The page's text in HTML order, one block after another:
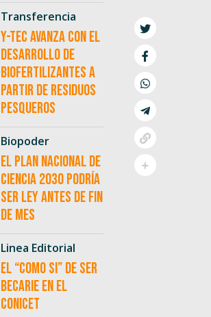
Transferencia
Y-TEC avanza con el
desarrollo de
biofertilizantes a
partir de residuos
pesqueros
Biopoder
El Plan Nacional de
Ciencia 2030 podría
ser ley antes de fin
de mes
Linea Editorial
El “como si” de ser
becarie en el
CONICET